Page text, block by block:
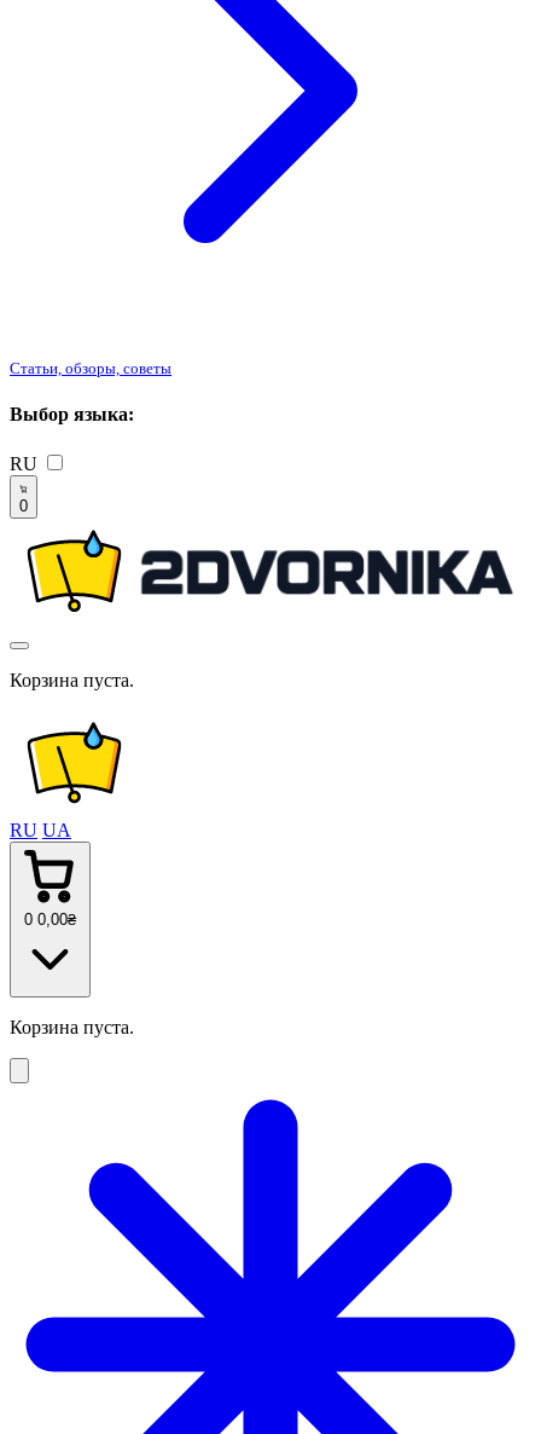
Статьи, обзоры, советы
Выбор языка:
RU
0
Корзина пуста.
RU UA
0 0 ,00₴
Корзина пуста.